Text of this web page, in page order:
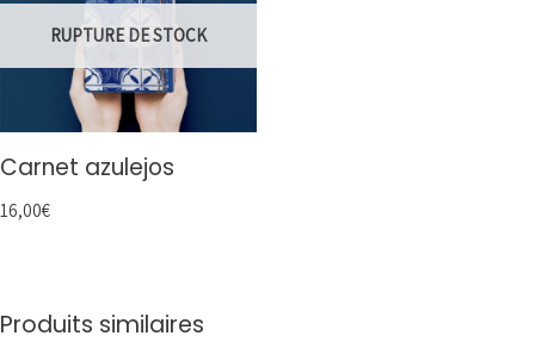
RUPTURE DE STOCK
Carnet azulejos
16,00€
Produits similaires